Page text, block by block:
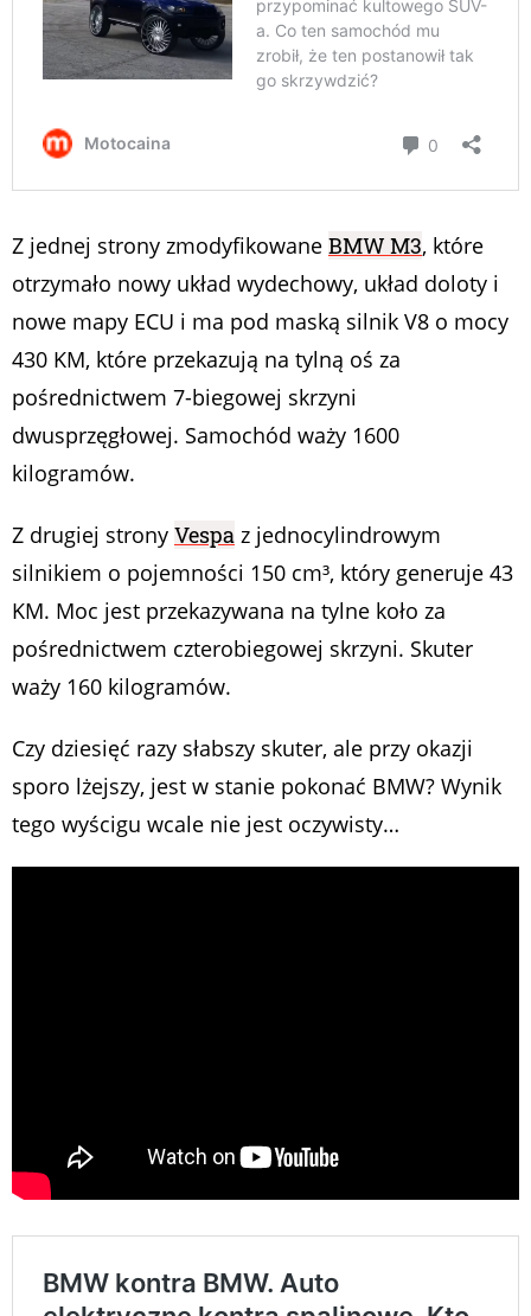
Z jednej strony zmodyfikowane BMW M3, które
otrzymało nowy układ wydechowy, układ doloty i
nowe mapy ECU i ma pod maską silnik V8 o mocy
430 KM, które przekazują na tylną oś za
pośrednictwem 7-biegowej skrzyni
dwusprzęgłowej. Samochód waży 1600
kilogramów.
Z drugiej strony Vespa z jednocylindrowym
silnikiem o pojemności 150 cm³, który generuje 43
KM. Moc jest przekazywana na tylne koło za
pośrednictwem czterobiegowej skrzyni. Skuter
waży 160 kilogramów.
Czy dziesięć razy słabszy skuter, ale przy okazji
sporo lżejszy, jest w stanie pokonać BMW? Wynik
tego wyścigu wcale nie jest oczywisty…